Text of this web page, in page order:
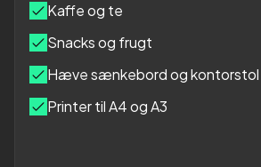
Kaffe og te
Snacks og frugt
Hæve sænkebord og kontorstol
Printer til A4 og A3